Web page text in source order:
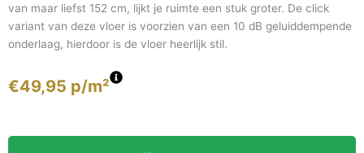
van maar liefst 152 cm, lijkt je ruimte een stuk groter. De click
variant van deze vloer is voorzien van een 10 dB geluiddempende
onderlaag, hierdoor is de vloer heerlijk stil.
€49,95 p/m²